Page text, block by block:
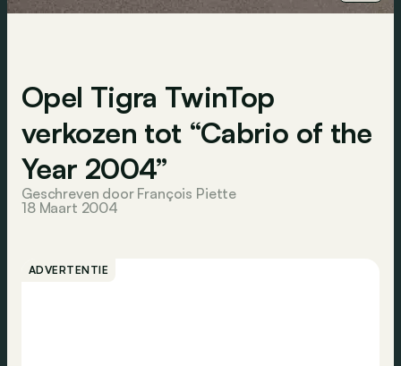
Opel Tigra TwinTop
verkozen tot “Cabrio of the
Year 2004”
Geschreven door François Piette
18 Maart 2004
ADVERTENTIE